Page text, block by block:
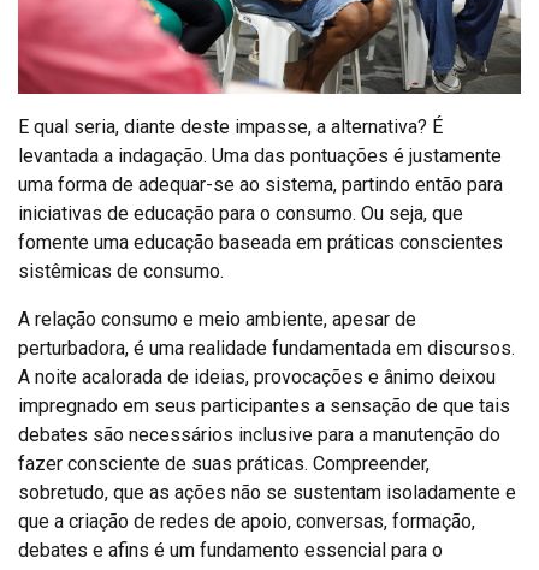
E qual seria, diante deste impasse, a alternativa? É
levantada a indagação. Uma das pontuações é justamente
uma forma de adequar-se ao sistema, partindo então para
iniciativas de educação para o consumo. Ou seja, que
fomente uma educação baseada em práticas conscientes
sistêmicas de consumo.
A relação consumo e meio ambiente, apesar de
perturbadora, é uma realidade fundamentada em discursos.
A noite acalorada de ideias, provocações e ânimo deixou
impregnado em seus participantes a sensação de que tais
debates são necessários inclusive para a manutenção do
fazer consciente de suas práticas. Compreender,
sobretudo, que as ações não se sustentam isoladamente e
que a criação de redes de apoio, conversas, formação,
debates e afins é um fundamento essencial para o